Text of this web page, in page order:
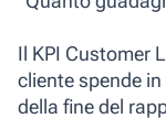
Il KPI Customer
cliente spende
della fine del